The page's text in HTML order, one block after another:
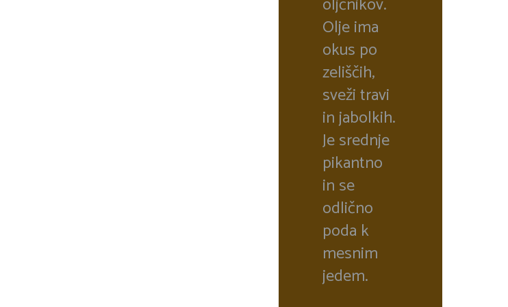
Olje ima
okus po
zeliščih,
sveži travi
in jabolkih.
Je srednje
pikantno
in se
odlično
poda k
mesnim
jedem.